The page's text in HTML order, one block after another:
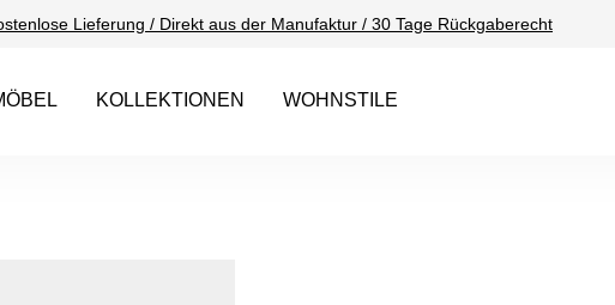
Lieferung / Direkt aus der Manufaktur / 30 Tage Rückgaberecht
KOLLEKTIONEN WOHNSTILE